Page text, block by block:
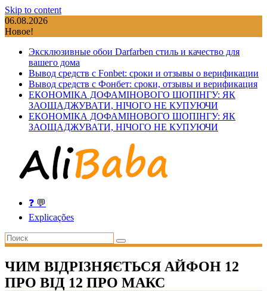
Skip to content
06.08.2026
Новое!
Эксклюзивные обои Darfarben стиль и качество для
вашего дома
Вывод средств с Fonbet: сроки и отзывы о верификации
Вывод средств с Фонбет: сроки, отзывы и верификация
ЕКОНОМІКА ДОФАМІНОВОГО ШОПІНГУ: ЯК
ЗАОЩАДЖУВАТИ, НІЧОГО НЕ КУПУЮЧИ
ЕКОНОМІКА ДОФАМІНОВОГО ШОПІНГУ: ЯК
ЗАОЩАДЖУВАТИ, НІЧОГО НЕ КУПУЮЧИ
❓ 💬
Explicações
ЧИМ ВІДРІЗНЯЄТЬСЯ АЙФОН 12
ПРО ВІД 12 ПРО МАКС